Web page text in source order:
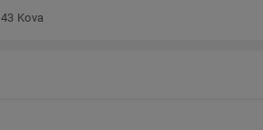
43 Kova